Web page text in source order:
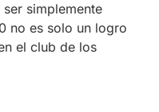
simplemente
no es solo un logro
el club de los